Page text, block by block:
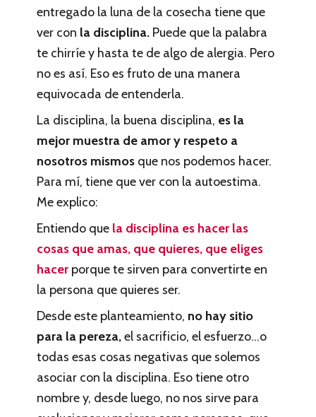
entregado la luna de la cosecha tiene que
ver con la disciplina. Puede que la palabra
te chirríe y hasta te de algo de alergia. Pero
no es así. Eso es fruto de una manera
equivocada de entenderla.
La disciplina, la buena disciplina, es la
mejor muestra de amor y respeto a
nosotros mismos que nos podemos hacer.
Para mí, tiene que ver con la autoestima.
Me explico:
Entiendo que la disciplina es hacer las
cosas que amas, que quieres, que eliges
hacer porque te sirven para convertirte en
la persona que quieres ser.
Desde este planteamiento, no hay sitio
para la pereza,el sacrificio, el esfuerzo…o
todas esas cosas negativas que solemos
asociar con la disciplina. Eso tiene otro
nombre y, desde luego, no nos sirve para